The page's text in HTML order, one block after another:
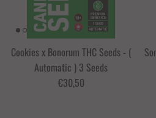
Cookies x Bonorum THC Seeds - (
Automatic ) 3 Seeds
€30,50